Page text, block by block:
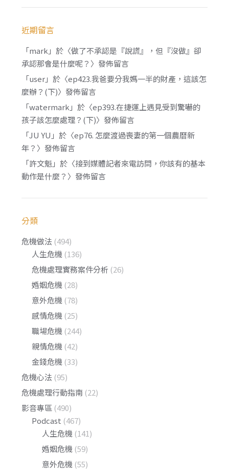
近期留言
「mark 」於〈做了不承認是『說謊』，但『沒做』卻
承認那會是什麼呢？ 〉發佈留言
「user」於〈ep423.我爸要分我媽一半的財產，這該怎
麼辦？(下)〉發佈留言
「watermark 」於〈ep393.在捷運上遇見受到驚嚇的
孩子該怎麼處理？(下)〉發佈留言
「JU YU 」於〈ep76. 怎麼渡過喪妻的第一個農曆新
年？ 〉發佈留言
「許文魁」於〈接到媒體記者來電訪問，你該有的基本
動作是什麼？ 〉發佈留言
分類
危機做法 (494)
人生危機 (136)
危機處理實務案件分析 (26)
婚姻危機 (28)
意外危機 (78)
感情危機 (25)
職場危機 (244)
親情危機 (42)
金錢危機 (33)
危機心法 (95)
危機處理行動指南 (22)
影音專區 (490)
Podcast (467)
人生危機 (141)
婚姻危機 (59)
意外危機 (55)